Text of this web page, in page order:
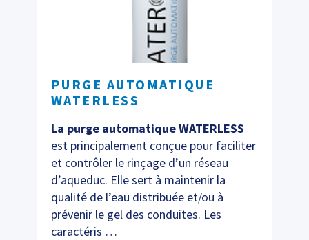
PURGE AUTOMATIQUE
WATERLESS
La purge automatique WATERLESS
est principalement conçue pour faciliter
et contrôler le rinçage d’un réseau
d’aqueduc. Elle sert à maintenir la
qualité de l’eau distribuée et/ou à
prévenir le gel des conduites. Les
caractéris …